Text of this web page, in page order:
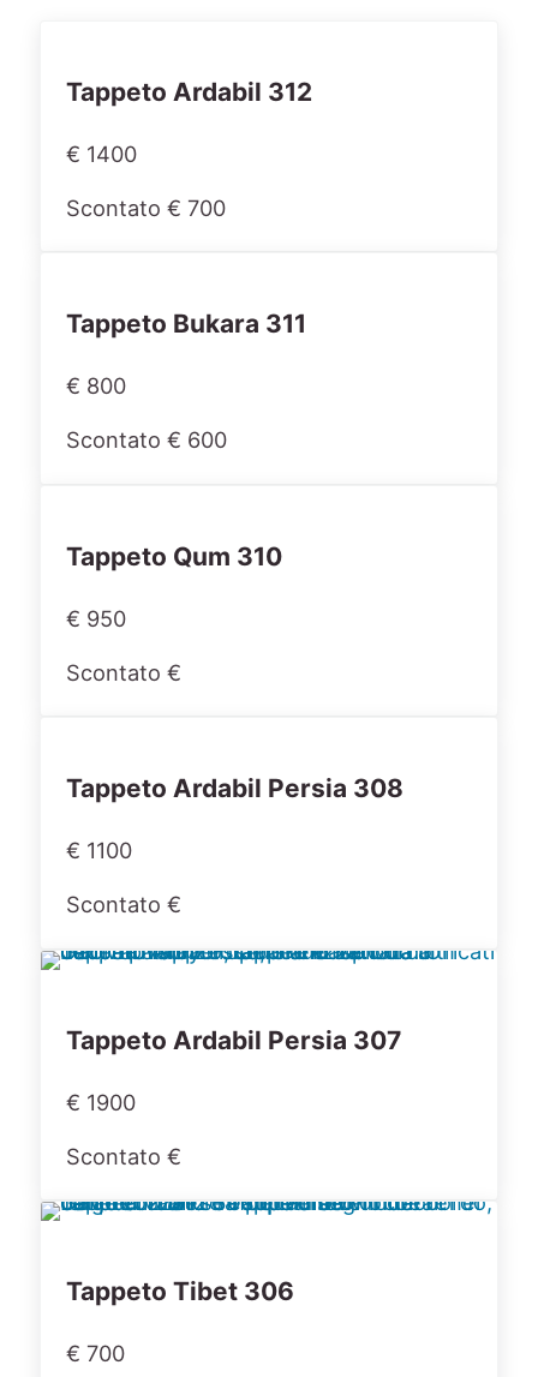
Tappeto Ardabil 312
€ 1400
Scontato € 700
Tappeto Bukara 311
€ 800
Scontato € 600
Tappeto Qum 310
€ 950
Scontato €
Tappeto Ardabil Persia 308
€ 1100
Scontato €
Tappeto Ardabil Persia 307
€ 1900
Scontato €
Tappeto Tibet 306
€ 700